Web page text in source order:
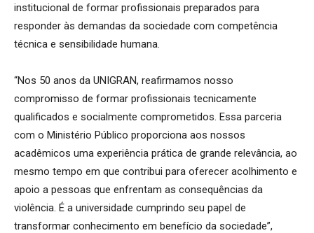
institucional de formar profissionais preparados para
responder às demandas da sociedade com competência
técnica e sensibilidade humana.
“Nos 50 anos da UNIGRAN, reafirmamos nosso
compromisso de formar profissionais tecnicamente
qualificados e socialmente comprometidos. Essa parceria
com o Ministério Público proporciona aos nossos
acadêmicos uma experiência prática de grande relevância, ao
mesmo tempo em que contribui para oferecer acolhimento e
apoio a pessoas que enfrentam as consequências da
violência. É a universidade cumprindo seu papel de
transformar conhecimento em benefício da sociedade”,